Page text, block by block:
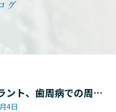
グ
インプラント、歯周病での周術期、検査の重要
4日